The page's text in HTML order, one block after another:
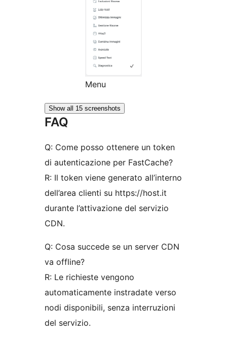
Menu
Show all 15 screenshots
FAQ
Q: Come posso ottenere un token
di autenticazione per FastCache?
R: Il token viene generato all’interno
dell’area clienti su https://host.it
durante l’attivazione del servizio
CDN.
Q: Cosa succede se un server CDN
va offline?
R: Le richieste vengono
automaticamente instradate verso
nodi disponibili, senza interruzioni
del servizio.